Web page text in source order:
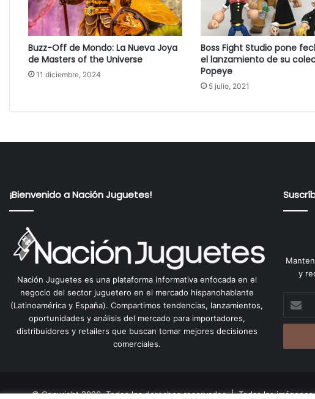
Buzz-Off de Mondo: La Nueva Joya
de Masters of the Universe
11 diciembre, 2024
Boss Fight Studio pone
el lanzamiento de su
Popeye
5 julio, 2021
¡Bienvenido a Nación Juguetes!
Nación Juguetes es una plataforma informativa enfocada en el
negocio del sector juguetero en el mercado hispanohablante
(Latinoamérica y España). Compartimos tendencias, lanzamientos,
oportunidades y análisis del mercado para importadores,
distribuidores y retailers que buscan tomar mejores decisiones
comerciales.
y
correo
© Copyright 2026, Todos los derechos reservados | Todas las